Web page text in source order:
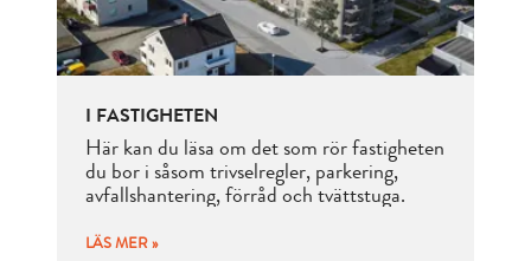
I FASTIGHETEN
Här kan du läsa om det som rör fastigheten
du bor i såsom trivselregler, parkering,
avfallshantering, förråd och tvättstuga.
LÄS MER »